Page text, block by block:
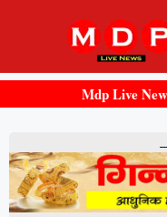
Mdp Live News में